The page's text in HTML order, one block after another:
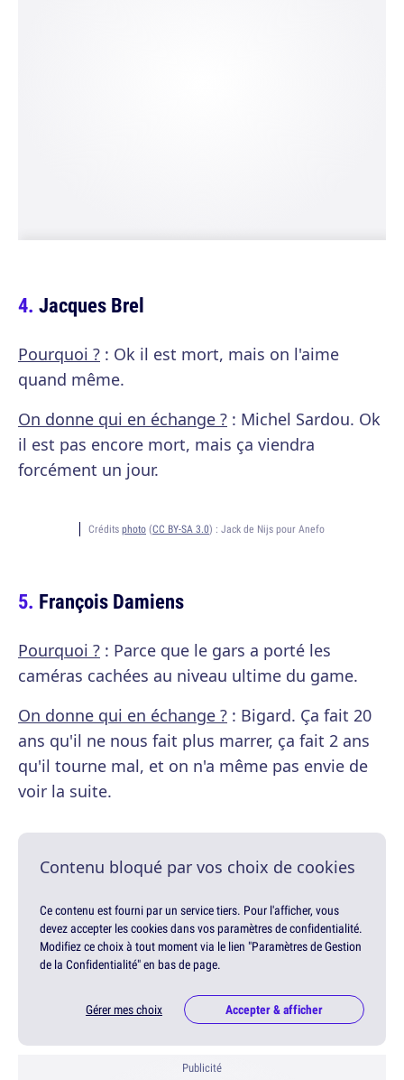
Jacques Brel
Pourquoi ? : Ok il est mort, mais on l'aime
quand même.
On donne qui en échange ? : Michel Sardou. Ok
il est pas encore mort, mais ça viendra
forcément un jour.
Crédits photo (CC BY-SA 3.0) : Jack de Nijs pour Anefo
François Damiens
Pourquoi ? : Parce que le gars a porté les
caméras cachées au niveau ultime du game.
On donne qui en échange ? : Bigard. Ça fait 20
ans qu'il ne nous fait plus marrer, ça fait 2 ans
qu'il tourne mal, et on n'a même pas envie de
voir la suite.
Contenu bloqué par vos choix de cookies
Ce contenu est fourni par un service tiers. Pour l'afficher, vous
devez accepter les cookies dans vos paramètres de confidentialité.
Modifiez ce choix à tout moment via le lien "Paramètres de Gestion
de la Confidentialité" en bas de page.
Gérer mes choix Accepter & afficher
Publicité